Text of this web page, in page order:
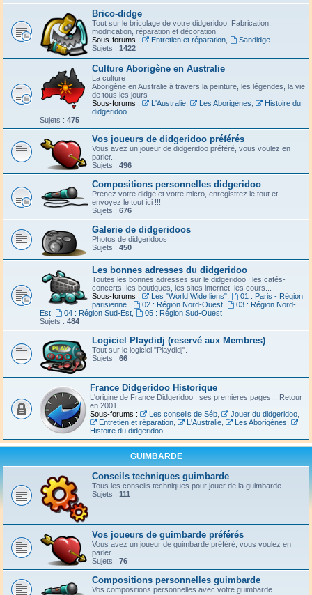
Brico-didge
Tout sur le bricolage de votre didgeridoo. Fabrication,
modification, réparation et décoration.
Sous-forums :
Entretien et réparation,
Sandidge
Sujets : 1422
Culture Aborigène en Australie
La culture
Aborigène en Australie à travers la peinture, les légendes, la vie
de tous les jours
Sous-forums :
L'Australie, Les Aborigènes
Histoire du
didgeridoo
Sujets : 475
Vos joueurs de didgeridoo préférés
Vous avez un joueur de didgeridoo préféré, vous voulez en
parler...
Sujets : 496
Compositions personnelles didgeridoo
Prenez votre didge et votre micro, enregistrez le tout et
envoyez le tout ici !!!
Sujets : 676
Galerie de didgeridoos
Photos de didgeridoos
Sujets : 450
Les bonnes adresses du didgeridoo
Toutes les bonnes adresses sur le didgeridoo : les cafés-
concerts, les boutiques, les sites internet, les cours...
Sous-forums :
Les "World Wide liens",
01 : Paris - Région
parisienne.
02 : Région Nord-Ouest,
03 : Région Nord-
Est
04 : Région Sud-Est,
05 : Région Sud-Ouest
Sujets : 484
Logiciel Playdidj (reservé aux Membres)
Tout sur le logiciel "Playdidj".
Sujets : 66
France Didgeridoo Historique
L'origine de France Didgeridoo : ses premières pages... Retour
en 2001
Sous-forums :
Les conseils de Séb, Jouer du didgeridoo,
Entretien et réparation, L'Australie, Les Aborigènes
Histoire du didgeridoo
GUIMBARDE
Conseils techniques guimbarde
Tous les conseils techniques pour jouer de la guimbarde
Sujets : 111
Vos joueurs de guimbarde préférés
Vous avez un joueur de guimbarde préféré, vous voulez en
parler...
Sujets : 76
Compositions personnelles guimbarde
Vos compositions personnelles avec votre guimbarde